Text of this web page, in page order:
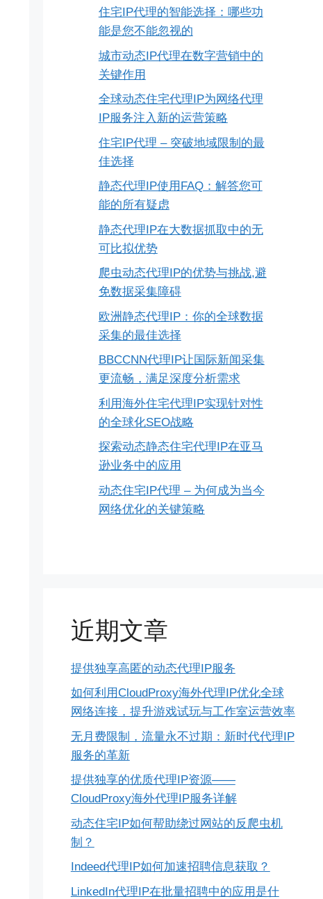
住宅IP代理的智能选择：哪些功
能是您不能忽视的
城市动态IP代理在数字营销中的
关键作用
全球动态住宅代理IP为网络代理
IP服务注入新的运营策略
住宅IP代理 – 突破地域限制的最
佳选择
静态代理IP使用FAQ：解答您可
能的所有疑虑
静态代理IP在大数据抓取中的无
可比拟优势
爬虫动态代理IP的优势与挑战,避
免数据采集障碍
欧洲静态代理IP：你的全球数据
采集的最佳选择
BBCCNN代理IP让国际新闻采集
更流畅，满足深度分析需求
利用海外住宅代理IP实现针对性
的全球化SEO战略
探索动态静态住宅代理IP在亚马
逊业务中的应用
动态住宅IP代理 – 为何成为当今
网络优化的关键策略
近期文章
提供独享高匿的动态代理IP服务
如何利用CloudProxy海外代理IP优化全球
网络连接，提升游戏试玩与工作室运营效率
无月费限制，流量永不过期：新时代代理IP
服务的革新
提供独享的优质代理IP资源——
CloudProxy海外代理IP服务详解
动态住宅IP如何帮助绕过网站的反爬虫机
制？
Indeed代理IP如何加速招聘信息获取？
LinkedIn代理IP在批量招聘中的应用是什